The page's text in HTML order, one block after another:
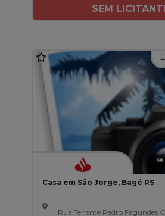
SEM
Casa em São Jorge, Bagé RS
Rua Tenente Pedro Fagundes